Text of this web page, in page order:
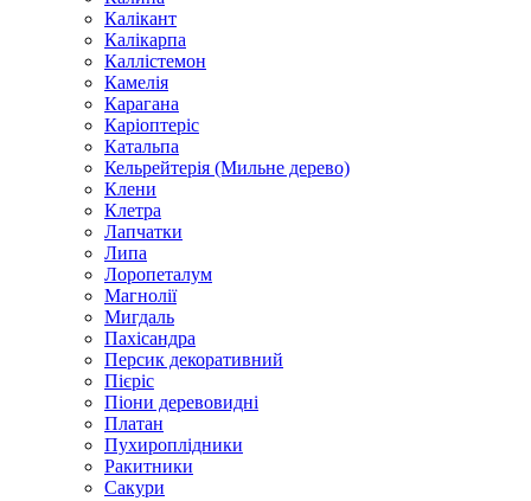
Калікант
Калікарпа
Каллістемон
Камелія
Карагана
Каріоптеріс
Катальпа
Кельрейтерія (Мильне дерево)
Клени
Клетра
Лапчатки
Липа
Лоропеталум
Магнолії
Мигдаль
Пахісандра
Персик декоративний
Пієріс
Піони деревовидні
Платан
Пухироплідники
Ракитники
Сакури